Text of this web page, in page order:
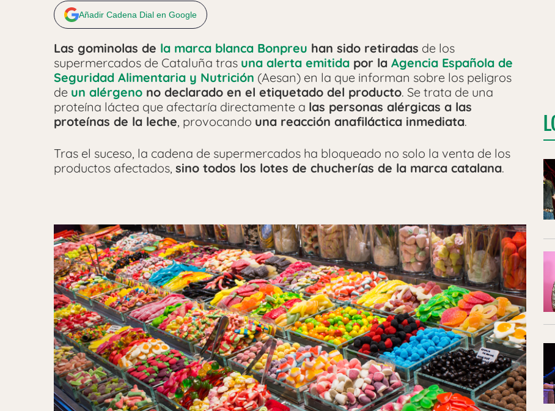
Añadir Cadena Dial en Google
Las gominolas de la marca blanca Bonpreu han sido retiradas de los
supermercados de Cataluña tras una alerta emitida por la Agencia Española de
Seguridad Alimentaria y Nutrición (Aesan) en la que informan sobre los peligros
de un alérgeno no declarado en el etiquetado del producto. Se trata de una
proteína láctea que afectaría directamente a las personas alérgicas a las
proteínas de la leche, provocando una reacción anafiláctica inmediata.
Tras el suceso, la cadena de supermercados ha bloqueado no solo la venta de los
productos afectados, sino todos los lotes de chucherías de la marca catalana.